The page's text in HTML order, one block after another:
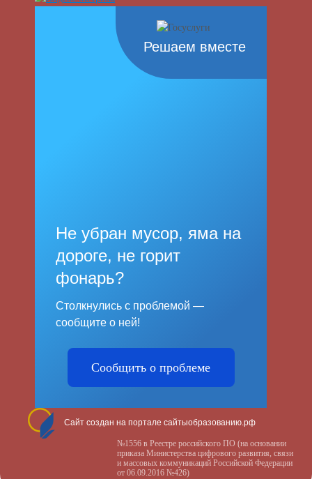
Решаем вместе
Не убран мусор, яма на
дороге, не горит
фонарь?
Столкнулись с проблемой —
сообщите о ней!
Сообщить о проблеме
Сайт создан на портале сайтыобразованию.рф
№1556 в Реестре российского ПО (на основании
приказа Министерства цифрового развития, связи
и массовых коммуникаций Российской Федерации
от 06.09.2016 №426)